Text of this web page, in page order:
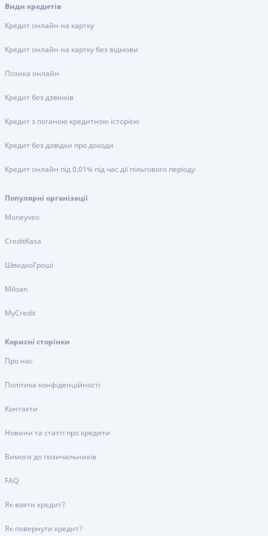
Види кредитів
Кредит онлайн на картку
Кредит онлайн на картку без відмови
Позика онлайн
Кредит без дзвінків
Кредит з поганою кредитною історією
Кредит без довідки про доходи
Кредит онлайн під 0,01% під час дії пільгового періоду
Популярні організації
Moneyveo
CreditKasa
ШвидкоГроші
Miloan
MyCredit
Корисні сторінки
Про нас
Політика конфіденційності
Контакти
Новини та статті про кредити
Вимоги до позичальників
FAQ
Як взяти кредит?
Як повернути кредит?